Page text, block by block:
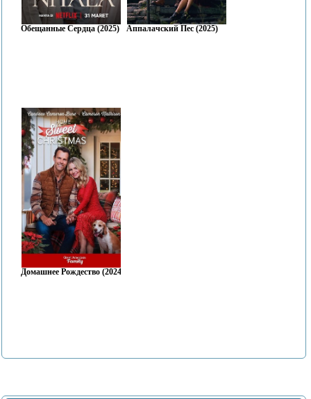
Обещанные Сердца (2025) Аппалачский Пес (2025)
Домашнее Рождество (2024)